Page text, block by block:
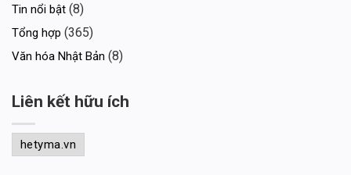
Tin nổi bật (8)
Tổng hợp (365)
Văn hóa Nhật Bản (8)
Liên kết hữu ích
hetyma.vn